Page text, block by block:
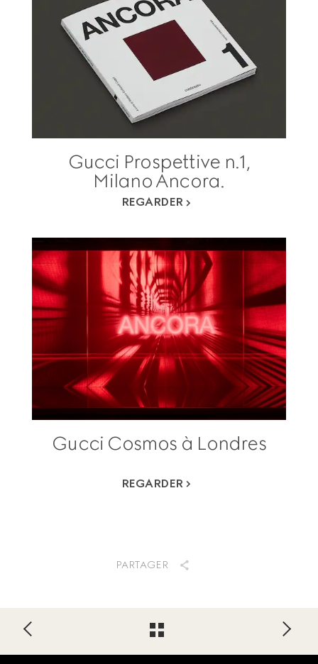
Gucci Prospettive n.1,
Milano Ancora.
REGARDER
Gucci Cosmos à Londres
REGARDER
PARTAGER
Footer